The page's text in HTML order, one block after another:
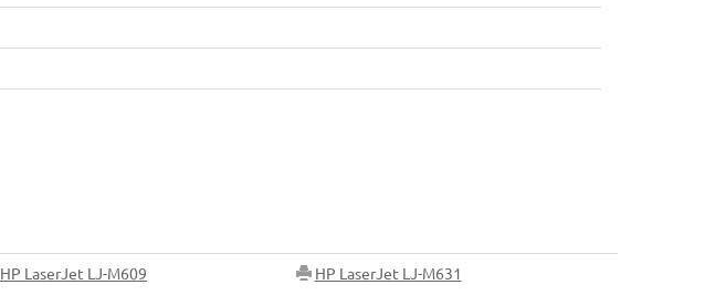
HP LaserJet LJ-M609 HP LaserJet LJ-M631